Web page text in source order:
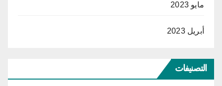
مايو 2023
أبريل 2023
التصنيفات